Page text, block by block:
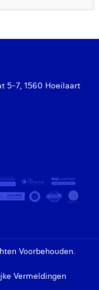
5-7, 1560 Hoeilaart
Voorbehouden.
Vermeldingen